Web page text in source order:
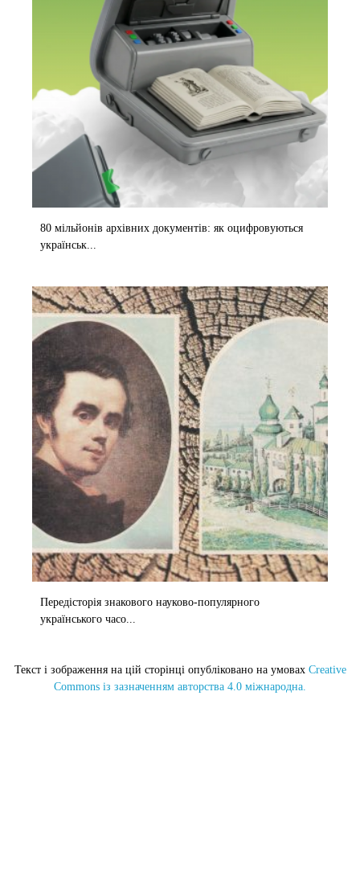
80 мільйонів архівних документів: як оцифровуються
українськ...
Передісторія знакового науково-популярного
українського часо...
Текст і зображення на цій сторінці опубліковано на умовах Creative
Commons із зазначенням авторства 4.0 міжнародна.